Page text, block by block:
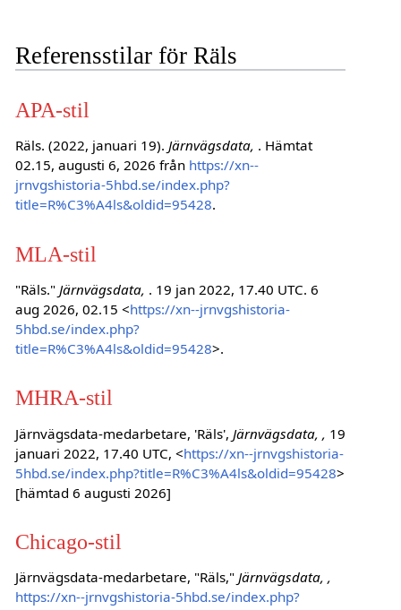
Referensstilar för Räls
APA-stil
Räls. (2022, januari 19). Järnvägsdata, . Hämtat
02.15, augusti 6, 2026 från https://xn--
jrnvgshistoria-5hbd.se/index.php?
title=R%C3%A4ls&oldid=95428.
MLA-stil
"Räls." Järnvägsdata, . 19 jan 2022, 17.40 UTC. 6
aug 2026, 02.15 <https://xn--jrnvgshistoria-
5hbd.se/index.php?
title=R%C3%A4ls&oldid=95428>.
MHRA-stil
Järnvägsdata-medarbetare, 'Räls', Järnvägsdata, , 19
januari 2022, 17.40 UTC, <https://xn--jrnvgshistoria-
5hbd.se/index.php?title=R%C3%A4ls&oldid=95428>
[hämtad 6 augusti 2026]
Chicago-stil
Järnvägsdata-medarbetare, "Räls," Järnvägsdata, ,
https://xn--jrnvgshistoria-5hbd.se/index.php?